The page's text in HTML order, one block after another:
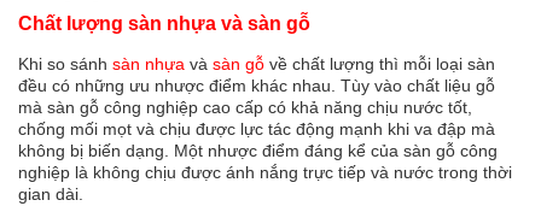
Chất lượng sàn nhựa và sàn gỗ
Khi so sánh sàn nhựa và sàn gỗ về chất lượng thì mỗi loại sàn
đều có những ưu nhược điểm khác nhau. Tùy vào chất liệu gỗ
mà sàn gỗ công nghiệp cao cấp có khả năng chịu nước tốt,
chống mối mọt và chịu được lực tác động mạnh khi va đập mà
không bị biến dạng. Một nhược điểm đáng kể của sàn gỗ công
nghiệp là không chịu được ánh nắng trực tiếp và nước trong thời
gian dài.